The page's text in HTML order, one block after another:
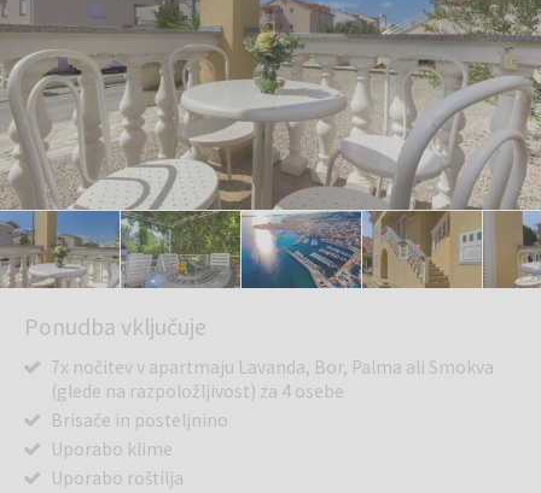
Ponudba vključuje
7x nočitev v apartmaju Lavanda, Bor, Palma ali Smokva
(glede na razpoložljivost) za 4 osebe
Brisače in posteljnino
Uporabo klime
Uporabo roštilja